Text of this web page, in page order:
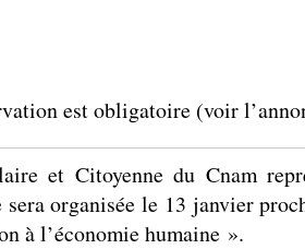
est obligatoire (voir
et Citoyenne du Cnam
organisée le 13 janvier
à l’économie humaine ».